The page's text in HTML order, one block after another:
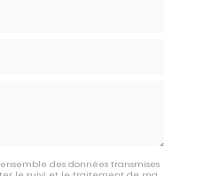
des données transmises